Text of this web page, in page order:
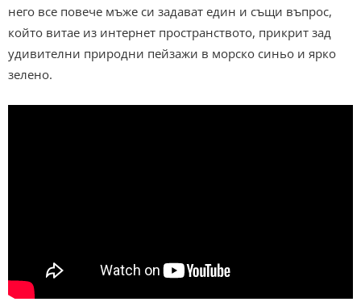
него все повече мъже си задават един и същи въпрос,
който витае из интернет пространството, прикрит зад
удивителни природни пейзажи в морско синьо и ярко
зелено.